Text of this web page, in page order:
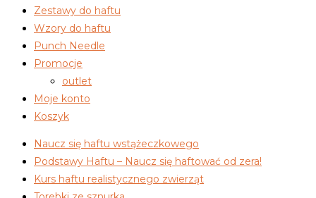
Zestawy do haftu
Wzory do haftu
Punch Needle
Promocje
outlet
Moje konto
Koszyk
Naucz się haftu wstążeczkowego
Podstawy Haftu – Naucz się haftować od zera!
Kurs haftu realistycznego zwierząt